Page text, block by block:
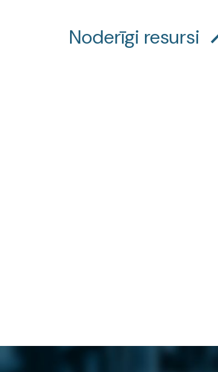
Noderīgi resursi